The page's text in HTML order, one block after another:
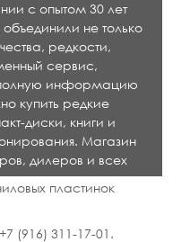
с опытом 30 лет
не только
редкости,
сервис,
полную информацию
купить редкие
диски, книги и
Магазин
дилеров и всех
пластинок
+7 (916) 311-17-01 .